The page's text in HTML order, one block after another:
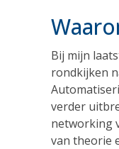
Bij mijn
rondkijken
verder
networking
van theorie